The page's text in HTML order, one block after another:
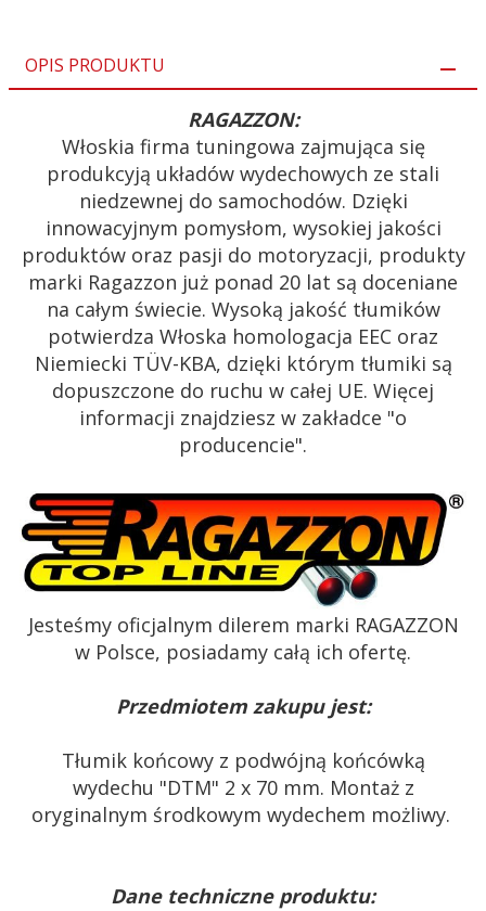
OPIS PRODUKTU
RAGAZZON:
Włoskia firma tuningowa zajmująca się
produkcyją układów wydechowych ze stali
niedzewnej do samochodów. Dzięki
innowacyjnym pomysłom, wysokiej jakości
produktów oraz pasji do motoryzacji, produkty
marki Ragazzon już ponad 20 lat są doceniane
na całym świecie. Wysoką jakość tłumików
potwierdza Włoska homologacja EEC oraz
Niemiecki TÜV-KBA, dzięki którym tłumiki są
dopuszczone do ruchu w całej UE. Więcej
informacji znajdziesz w zakładce "o
producencie".
Jesteśmy oficjalnym dilerem marki RAGAZZON
w Polsce, posiadamy całą ich ofertę.
Przedmiotem zakupu jest:
Tłumik końcowy z podwójną końcówką
wydechu "DTM" 2 x 70 mm. Montaż z
oryginalnym środkowym wydechem możliwy.
Dane techniczne produktu: